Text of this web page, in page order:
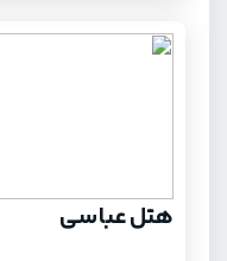
هتل عباسی